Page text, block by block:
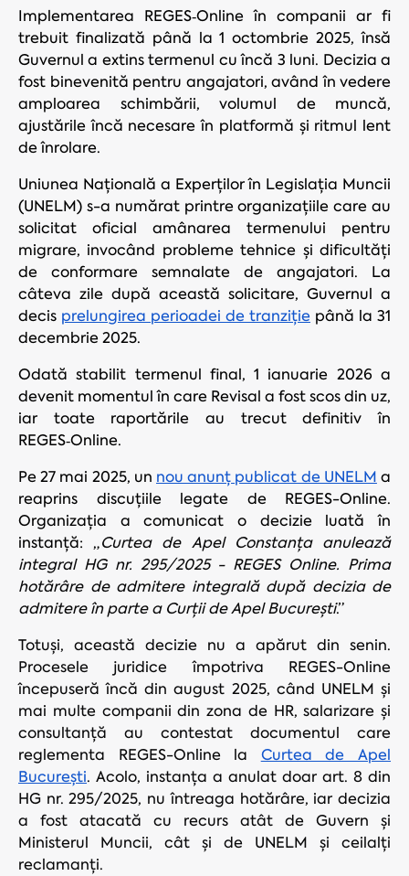
Implementarea REGES‑Online în companii ar fi
trebuit finalizată până la 1 octombrie 2025, însă
Guvernul a extins termenul cu încă 3 luni. Decizia a
fost binevenită pentru angajatori, având în vedere
amploarea schimbării, volumul de muncă,
ajustările încă necesare în platformă și ritmul lent
de înrolare.
Uniunea Națională a Experților în Legislația Muncii
(UNELM) s-a numărat printre organizațiile care au
solicitat oficial amânarea termenului pentru
migrare, invocând probleme tehnice și dificultăți
de conformare semnalate de angajatori. La
câteva zile după această solicitare, Guvernul a
decis prelungirea perioadei de tranziție până la 31
decembrie 2025.
Odată stabilit termenul final, 1 ianuarie 2026 a
devenit momentul în care Revisal a fost scos din uz,
iar toate raportările au trecut definitiv în
REGES‑Online.
Pe 27 mai 2025, un nou anunț publicat de UNELM a
reaprins discuțiile legate de REGES-Online.
Organizația a comunicat o decizie luată în
instanță: „Curtea de Apel Constanța anulează
integral HG nr. 295/2025 - REGES Online. Prima
hotărâre de admitere integrală după decizia de
admitere în parte a Curții de Apel București.”
Totuși, această decizie nu a apărut din senin.
Procesele juridice împotriva REGES-Online
începuseră încă din august 2025, când UNELM și
mai multe companii din zona de HR, salarizare și
consultanță au contestat documentul care
reglementa REGES-Online la Curtea de Apel
București. Acolo, instanța a anulat doar art. 8 din
HG nr. 295/2025, nu întreaga hotărâre, iar decizia
a fost atacată cu recurs atât de Guvern și
Ministerul Muncii, cât și de UNELM și ceilalți
reclamanți.